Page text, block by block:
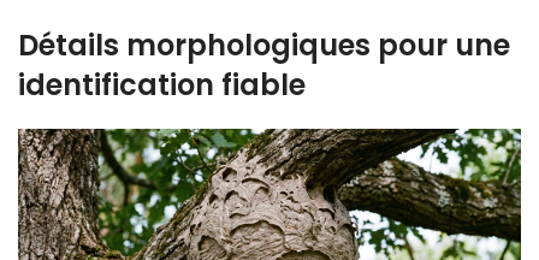
Détails morphologiques pour une
identification fiable